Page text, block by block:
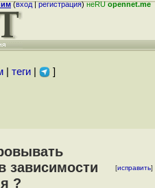
(вход|регистрация)неRUopennet.me
| теги| ]
зависимости
?
[исправить]